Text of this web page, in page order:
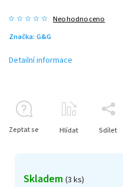
Neohodnoceno
Značka: G&G
Skladem (3 ks)
Detailní informace
Zeptat se Hlídat Sdílet